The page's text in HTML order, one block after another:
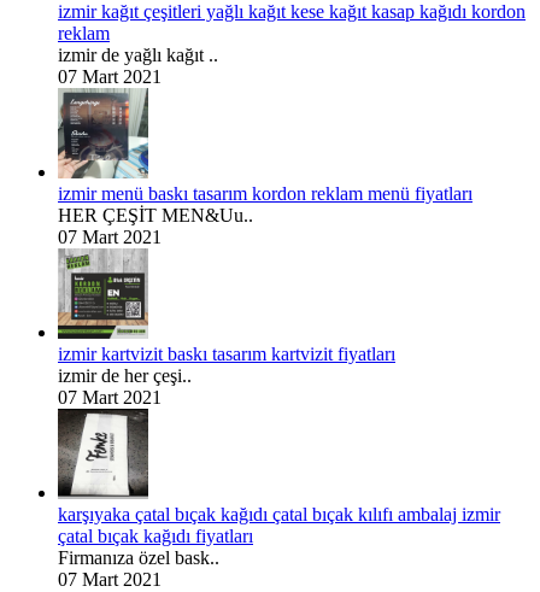
izmir kağıt çeşitleri yağlı kağıt kese kağıt kasap kağıdı kordon
reklam
izmir de yağlı kağıt ..
07 Mart 2021
izmir menü baskı tasarım kordon reklam menü fiyatları
HER ÇEŞİT MEN&Uu..
07 Mart 2021
izmir kartvizit baskı tasarım kartvizit fiyatları
izmir de her çeşi..
07 Mart 2021
karşıyaka çatal bıçak kağıdı çatal bıçak kılıfı ambalaj izmir
çatal bıçak kağıdı fiyatları
Firmanıza özel bask..
07 Mart 2021